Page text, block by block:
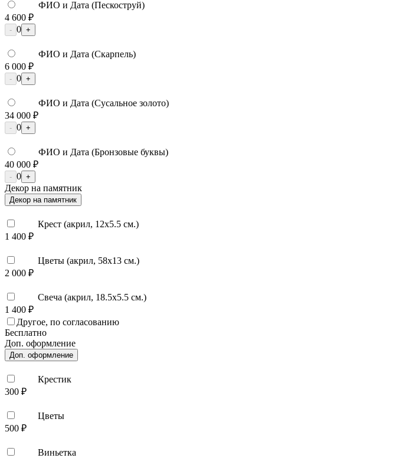
ФИО и Дата (Пескоструй)
4 600 ₽
- 0 +
ФИО и Дата (Скарпель)
6 000 ₽
- 0 +
ФИО и Дата (Сусальное золото)
34 000 ₽
- 0 +
ФИО и Дата (Бронзовые буквы)
40 000 ₽
- 0 +
Декор на памятник
Декор на памятник
Крест (акрил, 12х5.5 см.)
1 400 ₽
Цветы (акрил, 58х13 см.)
2 000 ₽
Свеча (акрил, 18.5х5.5 см.)
1 400 ₽
Другое, по согласованию
Бесплатно
Доп. оформление
Доп. оформление
Крестик
300 ₽
Цветы
500 ₽
Виньетка